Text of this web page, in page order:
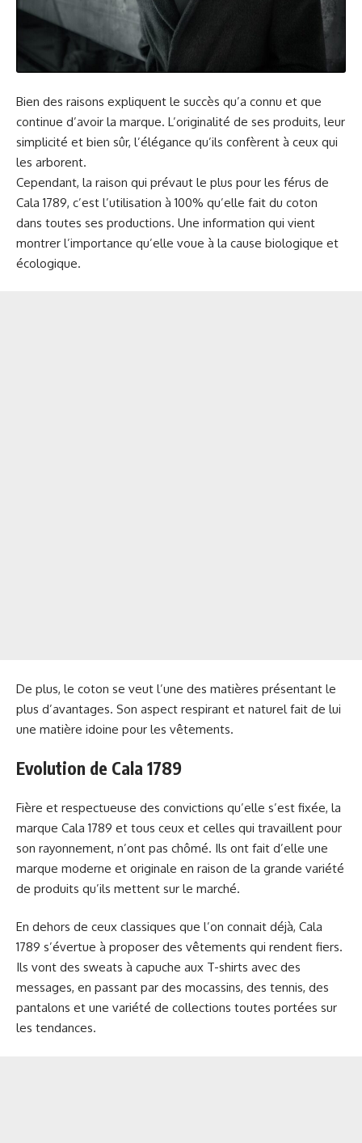
Bien des raisons expliquent le succès qu’a connu et que
continue d’avoir la marque. L’originalité de ses produits, leur
simplicité et bien sûr, l’élégance qu’ils confèrent à ceux qui
les arborent.
Cependant, la raison qui prévaut le plus pour les férus de
Cala 1789, c’est l’utilisation à 100% qu’elle fait du coton
dans toutes ses productions. Une information qui vient
montrer l’importance qu’elle voue à la cause biologique et
écologique.
De plus, le coton se veut l’une des matières présentant le
plus d’avantages. Son aspect respirant et naturel fait de lui
une matière idoine pour les vêtements.
Evolution de Cala 1789
Fière et respectueuse des convictions qu’elle s’est fixée, la
marque Cala 1789 et tous ceux et celles qui travaillent pour
son rayonnement, n’ont pas chômé. Ils ont fait d’elle une
marque moderne et originale en raison de la grande variété
de produits qu’ils mettent sur le marché.
En dehors de ceux classiques que l’on connait déjà, Cala
1789 s’évertue à proposer des vêtements qui rendent fiers.
Ils vont des sweats à capuche aux T-shirts avec des
messages, en passant par des mocassins, des tennis, des
pantalons et une variété de collections toutes portées sur
les tendances.